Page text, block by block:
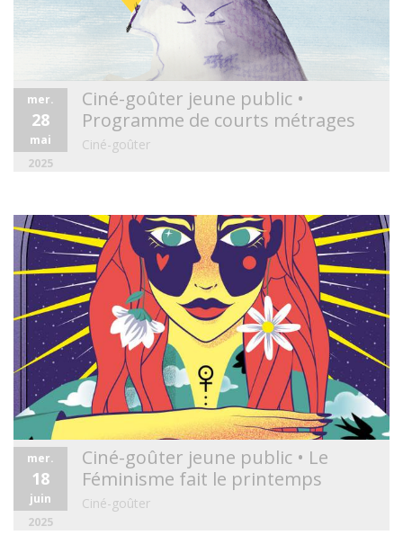
mer.
28
mai
2025
Ciné-goûter jeune public •
Programme de courts métrages
Ciné-goûter
mer.
18
juin
2025
Ciné-goûter jeune public • Le
Féminisme fait le printemps
Ciné-goûter